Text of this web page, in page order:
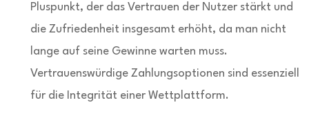
Pluspunkt, der das Vertrauen der Nutzer stärkt und
die Zufriedenheit insgesamt erhöht, da man nicht
lange auf seine Gewinne warten muss.
Vertrauenswürdige Zahlungsoptionen sind essenziell
für die Integrität einer Wettplattform.